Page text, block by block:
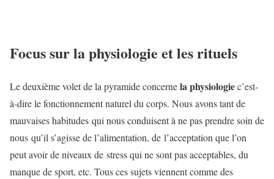
Focus sur la physiologie et les rituels
Le deuxième volet de la pyramide concernela physiologiec’est-
à-dire le fonctionnement naturel du corps. Nous avons tant de
mauvaises habitudes qui nous conduisent à ne pas prendre soin de
nous qu’il s’agisse de l’alimentation, de l’acceptation que l’on
peut avoir de niveaux de stress qui ne sont pas acceptables, du
manque de sport, etc. Tous ces sujets viennent comme des